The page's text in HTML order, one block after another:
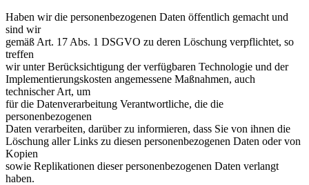
Haben wir die personenbezogenen Daten öffentlich gemacht und
sind wir
gemäß Art. 17 Abs. 1 DSGVO zu deren Löschung verpflichtet, so
treffen
wir unter Berücksichtigung der verfügbaren Technologie und der
Implementierungskosten angemessene Maßnahmen, auch
technischer Art, um
für die Datenverarbeitung Verantwortliche, die die
personenbezogenen
Daten verarbeiten, darüber zu informieren, dass Sie von ihnen die
Löschung aller Links zu diesen personenbezogenen Daten oder von
Kopien
sowie Replikationen dieser personenbezogenen Daten verlangt
haben.